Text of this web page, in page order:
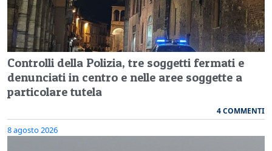
Controlli della Polizia, tre soggetti fermati e
denunciati in centro e nelle aree soggette a
particolare tutela
4 COMMENTI
8 agosto 2026